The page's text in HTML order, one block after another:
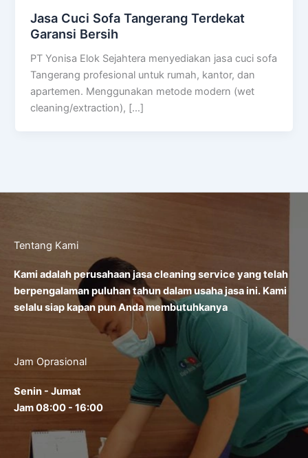
Jasa Cuci Sofa Tangerang Terdekat
Garansi Bersih
PT Yonisa Elok Sejahtera menyediakan jasa cuci sofa
Tangerang profesional untuk rumah, kantor, dan
apartemen. Menggunakan metode modern (wet
cleaning/extraction), […]
Tentang Kami
Kami adalah perusahaan jasa cleaning service yang telah
berpengalaman puluhan tahun dalam usaha jasa ini. Kami
selalu siap kapan pun Anda membutuhkanya
Jam Oprasional
Senin - Jumat
Jam 08:00 - 16:00